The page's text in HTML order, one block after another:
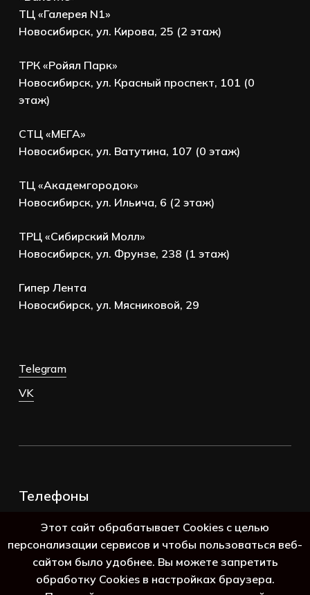
ТЦ «Галерея N1»
Новосибирск, ул. Кирова, 25 (2 этаж)
ТРК «Ройял Парк»
Новосибирск, ул. Красный проспект, 101 (0
этаж)
СТЦ «МЕГА»
Новосибирск, ул. Ватутина, 107 (0 этаж)
ТЦ «Академгородок»
Новосибирск, ул. Ильича, 6 (2 этаж)
ТРЦ «Сибирский Молл»
Новосибирск, ул. Фрунзе, 238 (1 этаж)
Гипер Лента
Новосибирск, ул. Мясниковой, 29
Telegram
VK
Телефоны
8 (800) 250-69-39
Этот сайт обрабатывает Cookies с целью
персонализации сервисов и чтобы пользоваться веб-
сайтом было удобнее. Вы можете запретить
обработку Cookies в настройках браузера.